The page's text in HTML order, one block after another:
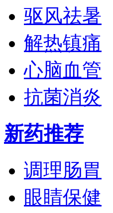
驱风祛暑
解热镇痛
心脑血管
抗菌消炎
新药推荐
调理肠胃
眼睛保健